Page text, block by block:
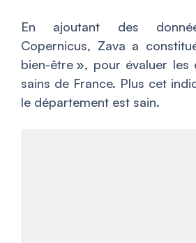
En ajoutant des
Copernicus, Zava a
bien-être », pour évaluer les
sains de France. Plus cet
le département est sain.